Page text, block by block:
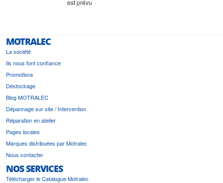
MOTRALEC
La société
Ils nous font confiance
Promotions
Déstockage
Blog MOTRALEC
Dépannage sur site / Intervention
Réparation en atelier
Pages locales
Marques distribuées par Motralec
Nous contacter
NOS SERVICES
Télécharger le Catalogue Motralec